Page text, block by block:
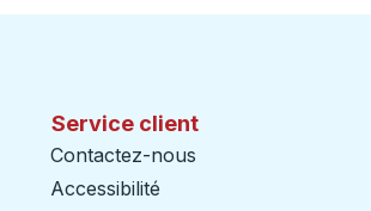
Service client
Contactez-nous
Accessibilité